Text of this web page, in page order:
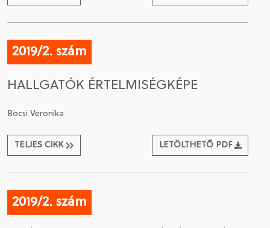
2019/2. szám
HALLGATÓK ÉRTELMISÉGKÉPE
Bocsi Veronika
TELJES CIKK LETÖLTHETŐ PDF
2019/2. szám